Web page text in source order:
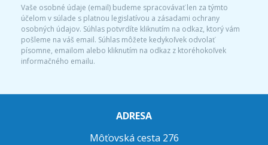
Vaše osobné údaje (email) budeme spracovávať len za týmto
účelom v súlade s platnou legislatívou a zásadami ochrany
osobných údajov. Súhlas potvrdíte kliknutím na odkaz, ktorý vám
pošleme na váš email. Súhlas môžete kedykoľvek odvolať
písomne, emailom alebo kliknutím na odkaz z ktoréhokoľvek
informačného emailu.
ADRESA
Môťovská cesta 276